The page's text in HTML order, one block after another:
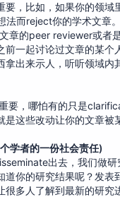
，比如，如果你的领
而reject你的学术文章
的peer reviewer或者
一起讨论过文章的某
出来示人，听听领域
要，哪怕有的只是
这些改动让你的文章被
者的一份社会责任)
出去，我们做
你的研究结果呢？发表
多人了解到最新的研